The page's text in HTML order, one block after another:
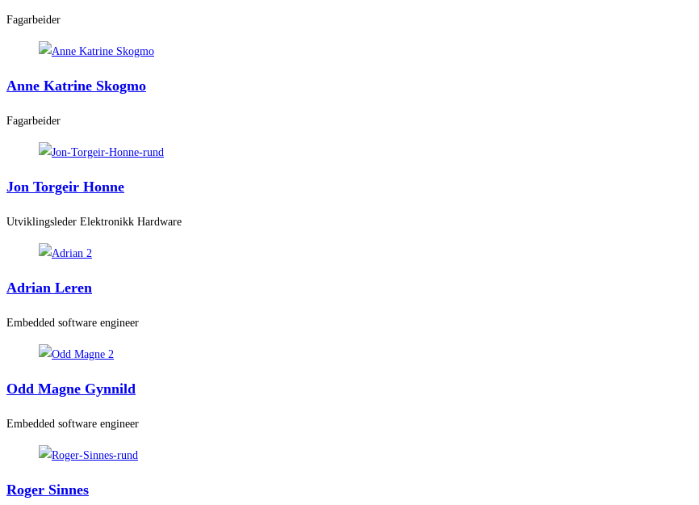
Fagarbeider
Anne Katrine Skogmo
Fagarbeider
Jon Torgeir Honne
Utviklingsleder Elektronikk Hardware
Adrian Leren
Embedded software engineer
Odd Magne Gynnild
Embedded software engineer
Roger Sinnes